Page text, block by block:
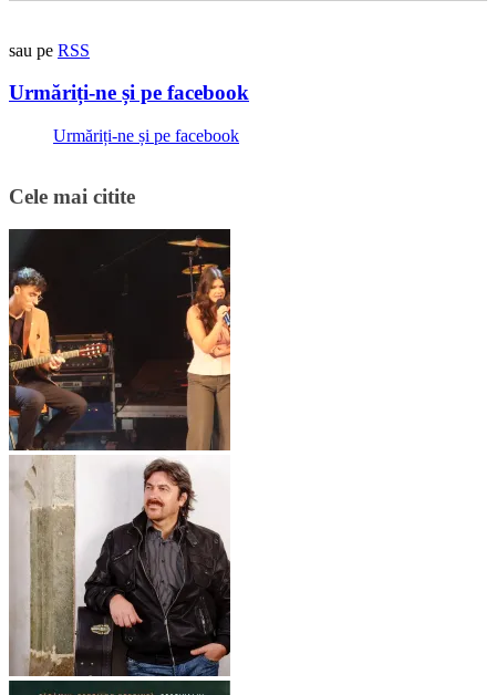
sau pe RSS
Urmăriți-ne și pe facebook
Urmăriți-ne și pe facebook
Cele mai citite